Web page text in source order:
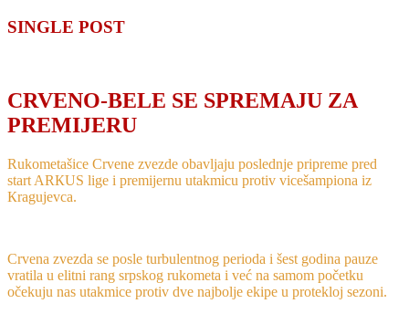
SINGLE POST
CRVENO-BELE SE SPREMAJU ZA
PREMIJERU
Rukometašice Crvene zvezde obavljaju poslednje pripreme pred
start ARКUS lige i premijernu utakmicu protiv vicešampiona iz
Кragujevca.
Crvena zvezda se posle turbulentnog perioda i šest godina pauze
vratila u elitni rang srpskog rukometa i već na samom početku
očekuju nas utakmice protiv dve najbolje ekipe u protekloj sezoni.